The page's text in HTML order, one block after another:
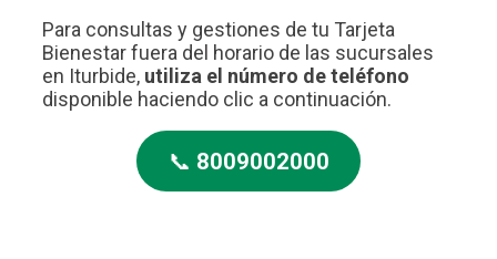
Para consultas y gestiones de tu Tarjeta
Bienestar fuera del horario de las sucursales
en Iturbide, utiliza el número de teléfono
disponible haciendo clic a continuación.
📞 8009002000